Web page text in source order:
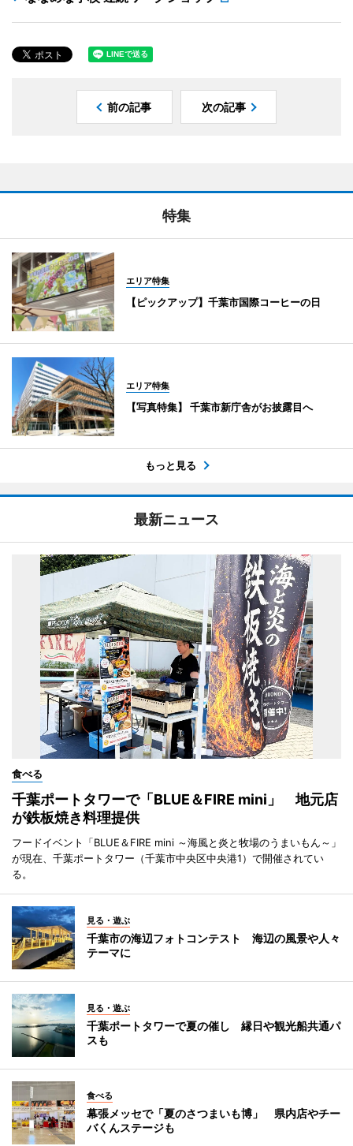
前の記事 次の記事
特集
エリア特集
【ピックアップ】千葉市国際コーヒーの日
エリア特集
【写真特集】 千葉市新庁舎がお披露目へ
もっと見る
最新ニュース
食べる
千葉ポートタワーで「BLUE＆FIRE mini」 地元店
が鉄板焼き料理提供
フードイベント「BLUE＆FIRE mini ～海風と炎と牧場のうまいもん～」
が現在、千葉ポートタワー（千葉市中央区中央港1）で開催されてい
る。
見る・遊ぶ
千葉市の海辺フォトコンテスト 海辺の風景や人々
テーマに
見る・遊ぶ
千葉ポートタワーで夏の催し 縁日や観光船共通パ
スも
食べる
幕張メッセで「夏のさつまいも博」 県内店やチー
バくんステージも